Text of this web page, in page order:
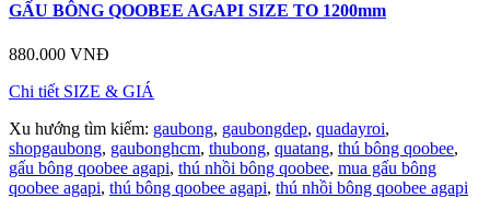
GẤU BÔNG QOOBEE AGAPI SIZE TO 1200mm
880.000 VNĐ
Chi tiết SIZE & GIÁ
Xu hướng tìm kiếm: gaubong, gaubongdep, quadayroi,
shopgaubong, gaubonghcm, thubong, quatang, thú bông qoobee,
gấu bông qoobee agapi, thú nhồi bông qoobee, mua gấu bông
qoobee agapi, thú bông qoobee agapi, thú nhồi bông qoobee agapi